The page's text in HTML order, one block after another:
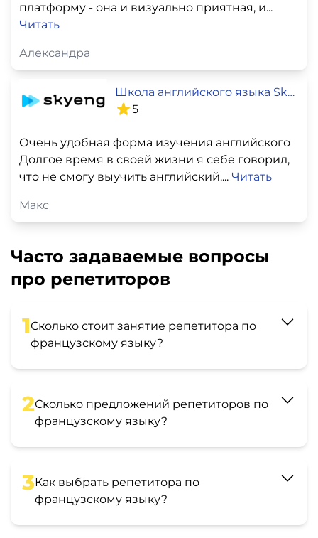
платформу - она и визуально приятная, и...
Читать
Александра
Школа английского языка SkyEng
5
Очень удобная форма изучения английского
Долгое время в своей жизни я себе говорил,
что не смогу выучить английский.... Читать
Макс
Часто задаваемые вопросы
про репетиторов
1Сколько стоит занятие репетитора по
французскому языку?
2Сколько предложений репетиторов по
французскому языку?
3Как выбрать репетитора по
французскому языку?